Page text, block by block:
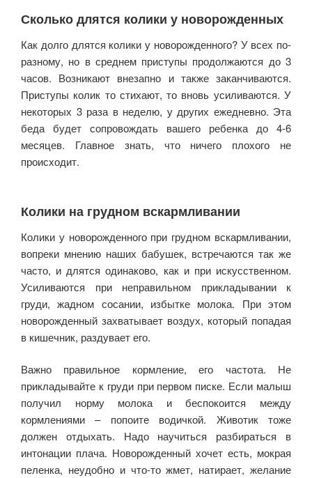
Сколько длятся колики у новорожденных
Как долго длятся колики у новорожденного? У всех по-
разному, но в среднем приступы продолжаются до 3
часов. Возникают внезапно и также заканчиваются.
Приступы колик то стихают, то вновь усиливаются. У
некоторых 3 раза в неделю, у других ежедневно. Эта
беда будет сопровождать вашего ребенка до 4-6
месяцев. Главное знать, что ничего плохого не
происходит.
Колики на грудном вскармливании
Колики у новорожденного при грудном вскармливании,
вопреки мнению наших бабушек, встречаются так же
часто, и длятся одинаково, как и при искусственном.
Усиливаются при неправильном прикладывании к
груди, жадном сосании, избытке молока. При этом
новорожденный захватывает воздух, который попадая
в кишечник, раздувает его.
Важно правильное кормление, его частота. Не
прикладывайте к груди при первом писке. Если малыш
получил норму молока и беспокоится между
кормлениями – попоите водичкой. Животик тоже
должен отдыхать. Надо научиться разбираться в
интонации плача. Новорожденный хочет есть, мокрая
пеленка, неудобно и что-то жмет, натирает, желание